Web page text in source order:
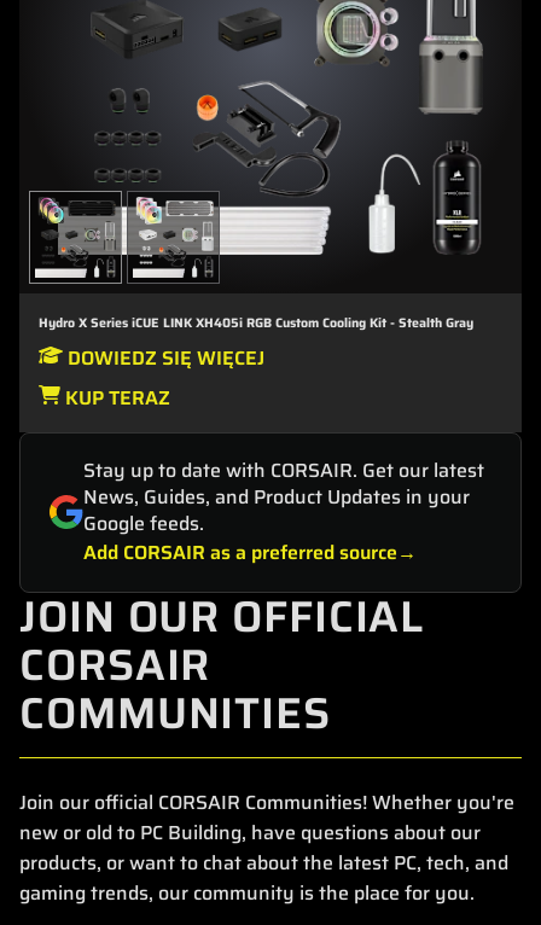
Hydro X Series iCUE LINK XH405i RGB Custom Cooling Kit - Stealth Gray
DOWIEDZ SIĘ WIĘCEJ
KUP TERAZ
Stay up to date with CORSAIR. Get our latest
News, Guides, and Product Updates in your
Google feeds.
Add CORSAIR as a preferred source
JOIN OUR OFFICIAL
CORSAIR
COMMUNITIES
Join our official CORSAIR Communities! Whether you're
new or old to PC Building, have questions about our
products, or want to chat about the latest PC, tech, and
gaming trends, our community is the place for you.